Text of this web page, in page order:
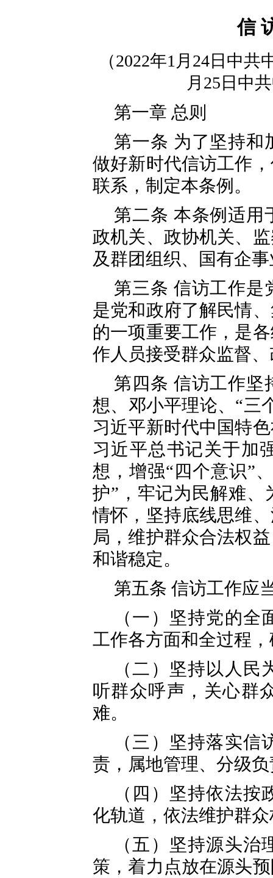
信
（2022年1月24日中
月25日中
第一章 总则
第一条 为了坚持和
做好新时代信访工作
联系，制定本条例。
第二条 本条例适用
政机关、政协机关、
及群团组织、国有企
第三条 信访工作是
是党和政府了解民情
的一项重要工作，是
作人员接受群众监督
第四条 信访工作坚
想、邓小平理论、“三
习近平新时代中国特
习近平总书记关于加
想，增强“四个意识”
护”，牢记为民解难
情怀，坚持底线思维
局，维护群众合法权
和谐稳定。
第五条 信访工作应
（一）坚持党的
工作各方面和全过程
（二）坚持以人
听群众呼声，关心群
难。
（三）坚持落实
责，属地管理、分级
（四）坚持依法
化轨道，依法维护群
（五）坚持源头
策，着力点放在源头